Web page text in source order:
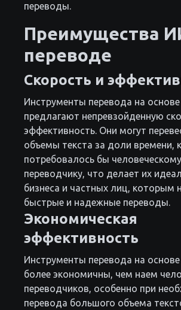
переводы.
Преимущества
переводе
Скорость и
Инструменты перевода на
предлагают непревзойденную
эффективность. Они могут
объемы текста за доли времени,
потребовалось бы человеческому
переводчику, что делает их
бизнеса и частных лиц, которым
быстрые и надежные переводы.
Экономическая
эффективность
Инструменты перевода на
более экономичны, чем наем
переводчиков, особенно при
перевода большого объема